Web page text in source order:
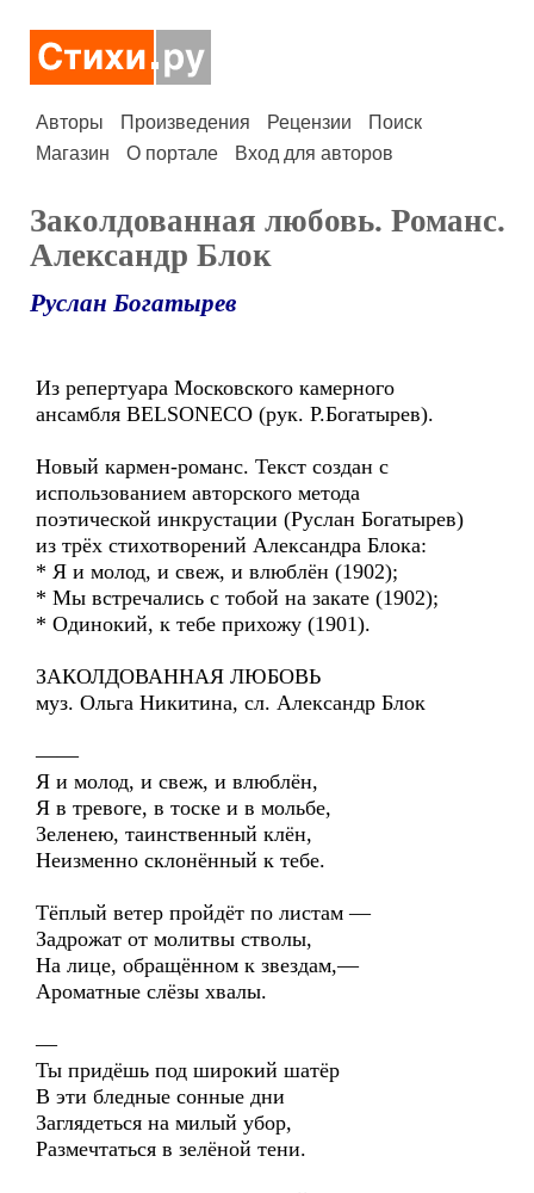
Авторы Произведения Рецензии
Поиск
Магазин
О портале Вход для авторов
Заколдованная любовь. Романс.
Александр Блок
Руслан Богатырев
Из репертуара Московского камерного
ансамбля BELSONECO (рук. Р.Богатырев).
Новый кармен-романс. Текст создан с
использованием авторского метода
поэтической инкрустации (Руслан Богатырев)
из трёх стихотворений Александра Блока:
* Я и молод, и свеж, и влюблён (1902);
* Мы встречались с тобой на закате (1902);
* Одинокий, к тебе прихожу (1901).
ЗАКОЛДОВАННАЯ ЛЮБОВЬ
муз. Ольга Никитина, сл. Александр Блок
——
Я и молод, и свеж, и влюблён,
Я в тревоге, в тоске и в мольбе,
Зеленею, таинственный клён,
Неизменно склонённый к тебе.
Тёплый ветер пройдёт по листам —
Задрожат от молитвы стволы,
На лице, обращённом к звездам,—
Ароматные слёзы хвалы.
—
Ты придёшь под широкий шатёр
В эти бледные сонные дни
Заглядеться на милый убор,
Размечтаться в зелёной тени.